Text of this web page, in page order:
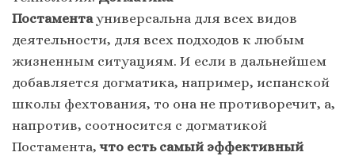
Постаментауниверсальна для всех видов
деятельности, для всех подходов к любым
жизненным ситуациям. И если в дальнейшем
добавляется догматика, например, испанской
школы фехтования, то она не противоречит, а,
напротив, соотносится с догматикой
Постамента,что есть самый эффективный